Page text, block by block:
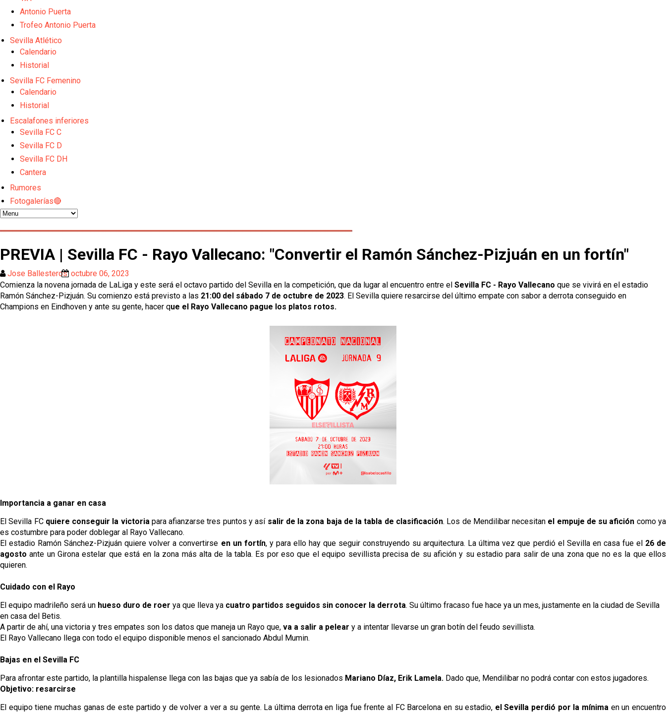
Djibril Sow pone rumbo a Italia para firmar su nuevo contrato con el Genoa
Kochorashvili, seria opción para reforzar el centro del campo sevillista
Oso es el siguiente en la lista para salir
Antonio Puerta
Trofeo Antonio Puerta
Sevilla Atlético
Calendario
Historial
Sevilla FC Femenino
Calendario
Historial
Escalafones inferiores
Sevilla FC C
Sevilla FC D
Sevilla FC DH
Cantera
Rumores
Fotogalerías🔴
PREVIA | Sevilla FC - Rayo Vallecano: "Convertir el Ramón Sánchez-Pizjuán en un fortín"
Jose Ballesteros octubre 06, 2023
Comienza la novena jornada de LaLiga y este será el octavo partido del Sevilla en la competición, que da lugar al encuentro entre el Sevilla FC - Rayo Vallecano que se vivirá en el estadio
Ramón Sánchez-Pizjuán. Su comienzo está previsto a las 21:00 del sábado 7 de octubre de 2023. El Sevilla quiere resarcirse del último empate con sabor a derrota conseguido en
Champions en Eindhoven y ante su gente, hacer que el Rayo Vallecano pague los platos rotos.
Importancia a ganar en casa
El Sevilla FCquiere conseguir la victoriapara afianzarse tres puntos y así salir de la zona baja de la tabla de clasificación. Los de Mendilibar necesitan el empuje de su afición como ya
es costumbre para poder doblegar al Rayo Vallecano.
El estadio Ramón Sánchez-Pizjuán quiere volver a convertirse en un fortín, y para ello hay que seguir construyendo su arquitectura. La última vez que perdió el Sevilla en casa fue el 26 de
agosto ante un Girona estelar que está en la zona más alta de la tabla. Es por eso que el equipo sevillista precisa de su afición y su estadio para salir de una zona que no es la que ellos
quieren.
Cuidado con el Rayo
El equipo madrileño será un hueso duro de roer ya que lleva ya cuatro partidos seguidos sin conocer la derrota. Su último fracaso fue hace ya un mes, justamente en la ciudad de Sevilla
en casa del Betis.
A partir de ahí, una victoria y tres empates son los datos que maneja un Rayo que, va a salir a pelear y a intentar llevarse un gran botín del feudo sevillista.
El Rayo Vallecano llega con todo el equipo disponible menos el sancionado Abdul Mumin.
Bajas en el Sevilla FC
Para afrontar este partido, la plantilla hispalense llega con las bajas que ya sabía de los lesionados Mariano Díaz, Erik Lamela. Dado que, Mendilibar no podrá contar con estos jugadores.
Objetivo: resarcirse
El equipo tiene muchas ganas de este partido y de volver a ver a su gente. La última derrota en liga fue frente al FC Barcelona en su estadio, el Sevilla perdió por la mínima en un encuentro